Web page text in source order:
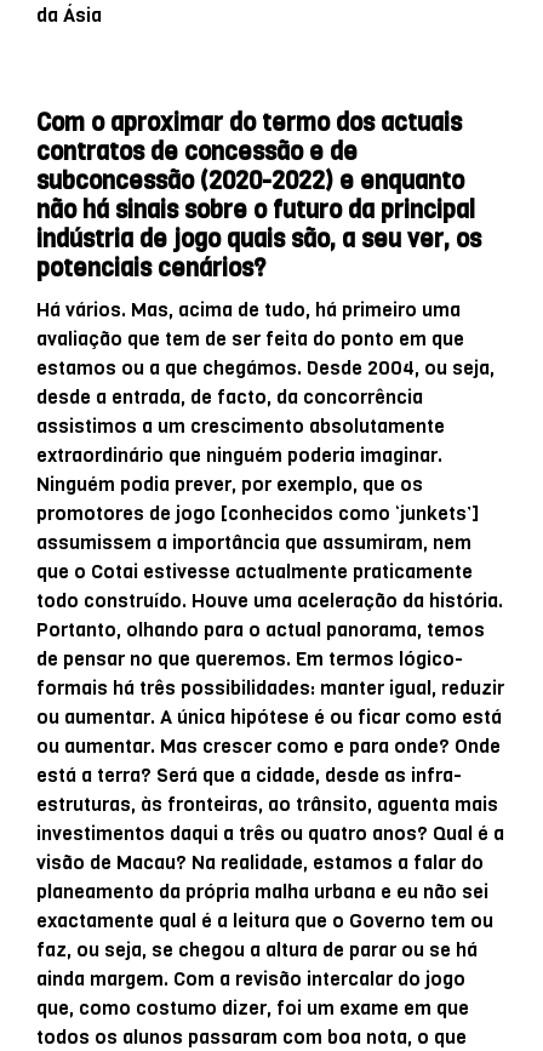
da Ásia
Com o aproximar do termo dos actuais
contratos de concessão e de
subconcessão (2020-2022) e enquanto
não há sinais sobre o futuro da principal
indústria de jogo quais são, a seu ver, os
potenciais cenários?
Há vários. Mas, acima de tudo, há primeiro uma
avaliação que tem de ser feita do ponto em que
estamos ou a que chegámos. Desde 2004, ou seja,
desde a entrada, de facto, da concorrência
assistimos a um crescimento absolutamente
extraordinário que ninguém poderia imaginar.
Ninguém podia prever, por exemplo, que os
promotores de jogo [conhecidos como ‘junkets’]
assumissem a importância que assumiram, nem
que o Cotai estivesse actualmente praticamente
todo construído. Houve uma aceleração da história.
Portanto, olhando para o actual panorama, temos
de pensar no que queremos. Em termos lógico-
formais há três possibilidades: manter igual, reduzir
ou aumentar. A única hipótese é ou ficar como está
ou aumentar. Mas crescer como e para onde? Onde
está a terra? Será que a cidade, desde as infra-
estruturas, às fronteiras, ao trânsito, aguenta mais
investimentos daqui a três ou quatro anos? Qual é a
visão de Macau? Na realidade, estamos a falar do
planeamento da própria malha urbana e eu não sei
exactamente qual é a leitura que o Governo tem ou
faz, ou seja, se chegou a altura de parar ou se há
ainda margem. Com a revisão intercalar do jogo
que, como costumo dizer, foi um exame em que
todos os alunos passaram com boa nota, o que